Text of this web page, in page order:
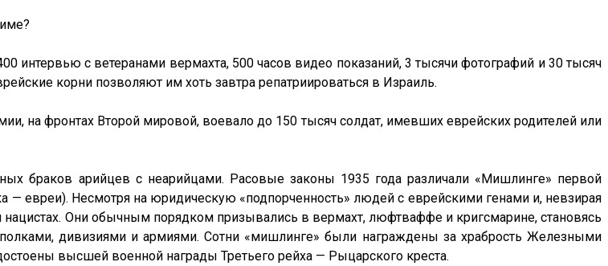
интервью с ветеранами вермахта, 500 часов видео показаний, 3 тысячи фотографий и 30 тысяч
корни позволяют им хоть завтра репатриироваться в Израиль.
на фронтах Второй мировой, воевало до 150 тысяч солдат, имевших еврейских родителей или
браков арийцев с неарийцами. Расовые законы 1935 года различали «Мишлинге» первой
— евреи). Несмотря на юридическую «подпорченность» людей с еврейскими генами и, невзирая
Они обычным порядком призывались в вермахт, люфтваффе и кригсмарине, становясь
дивизиями и армиями. Сотни «мишлинге» были награждены за храбрость Железными
высшей военной награды Третьего рейха — Рыцарского креста.